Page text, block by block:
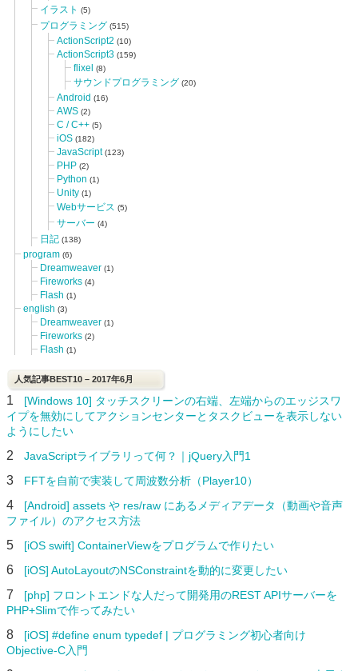
イラスト (5)
プログラミング (515)
ActionScript2 (10)
ActionScript3 (159)
flixel (8)
サウンドプログラミング (20)
Android (16)
AWS (2)
C / C++ (5)
iOS (182)
JavaScript(123)
PHP (2)
Python (1)
Unity (1)
Webサービス (5)
サーバー (4)
日記 (138)
program (6)
Dreamweaver (1)
Fireworks (4)
Flash (1)
english (3)
Dreamweaver (1)
Fireworks (2)
Flash (1)
人気記事BEST10 – 2017年6月
1
[Windows 10] タッチスクリーンの右端、左端からのエッジスワ
イプを無効にしてアクションセンターとタスクビューを表示しない
ようにしたい
2 JavaScriptライブラリって何？｜jQuery入門1
3 FFTを自前で実装して周波数分析（Player10）
4
[Android] assets や res/raw にあるメディアデータ（動画や音声
ファイル）のアクセス方法
5 [iOS swift] ContainerViewをプログラムで作りたい
6 [iOS] AutoLayoutのNSConstraintを動的に変更したい
7
[php] フロントエンドな人だって開発用のREST APIサーバーを
PHP+Slimで作ってみたい
8
[iOS] #define enum typedef | プログラミング初心者向け
Objective-C入門